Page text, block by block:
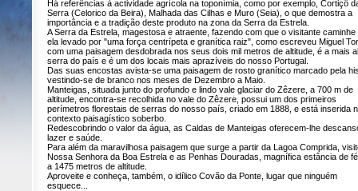
Há referências à actividade agrícola na toponímia, como por exemplo, Cortiçô
Serra (Celorico da Beira), Malhada das Cilhas e Muro (Seia), o que demostra a
importância e a tradição deste produto na zona da Serra da Estrela.
A Serra da Estrela, magestosa e atraente, fazendo com que o visitante caminhe
ela levado por "uma força centrípeta e granítica raiz", como escreveu Miguel
com uma paisagem desdobrada nos seus dois mil metros de altitude, é a mais
serra do país e é um dos locais mais aprazíveis do nosso Portugal.
Das suas encostas avista-se uma paisagem de rosto granítico marcado pela
vestindo-se de branco nos meses de Dezembro a Maio.
Manteigas, situada junto do profundo e lindo vale glaciar do Zêzere, a 700 m de
altitude, encontra-se recolhida no vale do Zêzere, possui um dos primeiros
perímetros florestais de serras do nosso país, criado em 1888, e está inserida
contexto paisagístico soberbo.
Redescobrindo o valor da água, as Caldas de Manteigas oferecem-lhe
lazer e saúde.
Para além da maravilhosa paisagem que surge a partir da Lagoa Comprida,
Nossa Senhora da Boa Estrela e as Penhas Douradas, magnífica estância de
a 1475 metros de altitude.
Aproveite e conheça, também, o idílico Covão da Ponte, lugar que ninguém
esquece...